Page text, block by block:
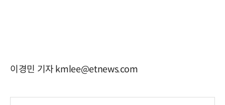
이경민 기자 kmlee@etnews.com